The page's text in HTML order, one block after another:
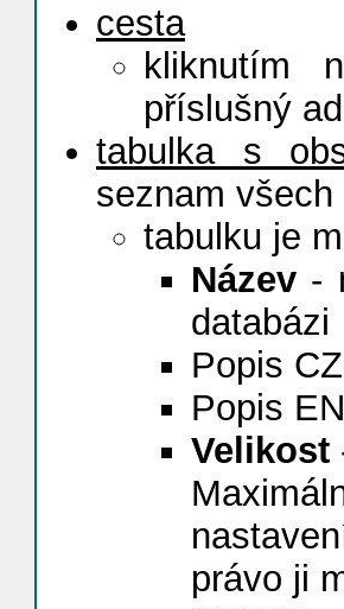
cesta
kliknutím
příslušný
tabulka s
seznam
tabulku je
Název -
databázi
Popis
Popis
Velikost
právo ji